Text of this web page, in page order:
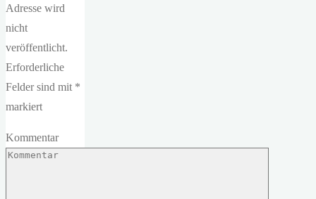
Adresse wird
nicht
veröffentlicht.
Erforderliche
Felder sind mit *
markiert
Kommentar